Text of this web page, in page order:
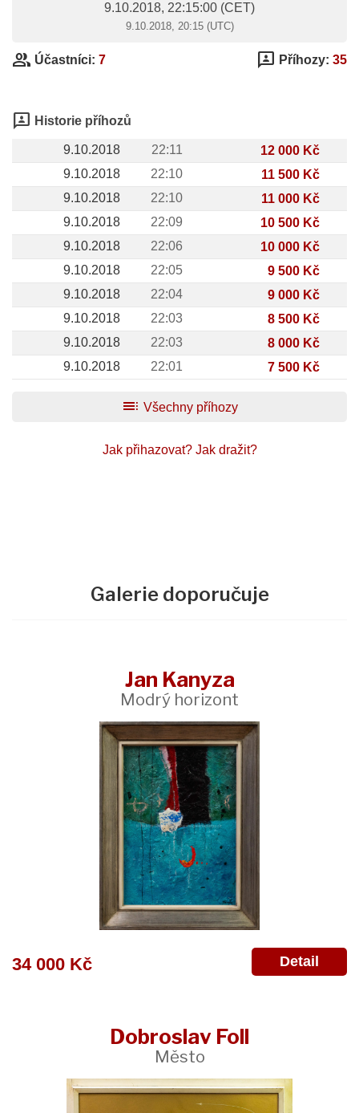
9.10.2018, 22:15:00 (CET)
9.10.2018, 20:15 (UTC)
group Účastníci: 7 3p Příhozy: 35
3p Historie příhozů
9.10.2018 22:11
12 000 Kč
9.10.2018
22:10
11 500 Kč
9.10.2018
22:10
11 000 Kč
9.10.2018
22:09
10 500 Kč
9.10.2018
22:06
10 000 Kč
9.10.2018
22:05
9 500 Kč
9.10.2018
22:04
9 000 Kč
9.10.2018
22:03
8 500 Kč
9.10.2018
22:03
8 000 Kč
9.10.2018
22:01 7 500 Kč
toc Všechny příhozy
Jak přihazovat? Jak dražit?
Galerie doporučuje
Jan Kanyza
Modrý horizont
34 000 Kč Detail
Dobroslav Foll
Město